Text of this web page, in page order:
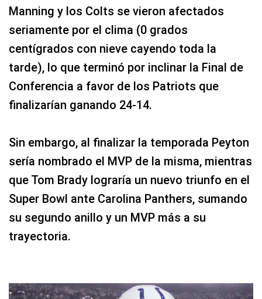
Manning y los Colts se vieron afectados
seriamente por el clima (0 grados
centígrados con nieve cayendo toda la
tarde), lo que terminó por inclinar la Final de
Conferencia a favor de los Patriots que
finalizarían ganando 24-14.
Sin embargo, al finalizar la temporada Peyton
sería nombrado el MVP de la misma, mientras
que Tom Brady lograría un nuevo triunfo en el
Super Bowl ante Carolina Panthers, sumando
su segundo anillo y un MVP más a su
trayectoria.